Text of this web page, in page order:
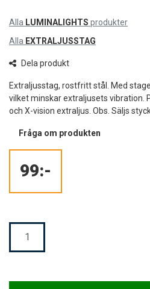
Alla LUMINALIGHTS produkter
Alla EXTRALJUSSTAG
Dela produkt
Extraljusstag, rostfritt stål. Med
vilket minskar extraljusets vibration.
och X-vision extraljus. Obs. Säljs
99:-
Mängd
Fråga om produkten